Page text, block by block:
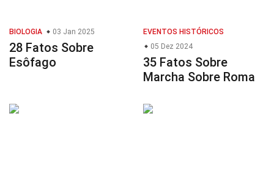
BIOLOGIA 03 Jan 2025
28 Fatos Sobre
Esôfago
EVENTOS HISTÓRICOS
05 Dez 2024
35 Fatos Sobre
Marcha Sobre Roma